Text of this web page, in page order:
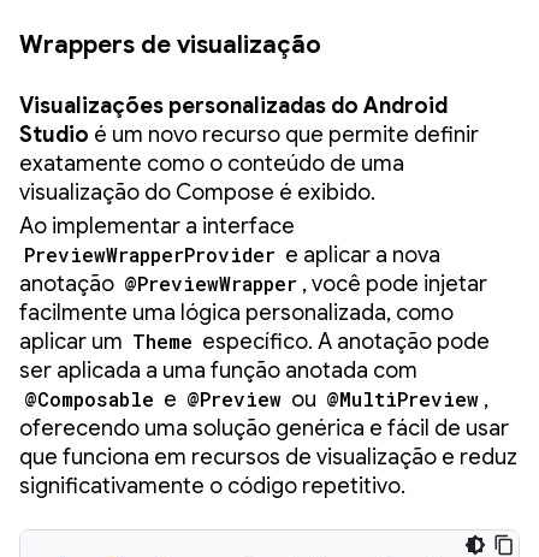
Wrappers de visualização
Visualizações personalizadas do Android
Studio é um novo recurso que permite definir
exatamente como o conteúdo de uma
visualização do Compose é exibido.
Ao implementar a interface
PreviewWrapperProvider e aplicar a nova
anotação @PreviewWrapper , você pode injetar
facilmente uma lógica personalizada, como
aplicar um Theme específico. A anotação pode
ser aplicada a uma função anotada com
@Composable e @Preview ou @MultiPreview ,
oferecendo uma solução genérica e fácil de usar
que funciona em recursos de visualização e reduz
significativamente o código repetitivo.